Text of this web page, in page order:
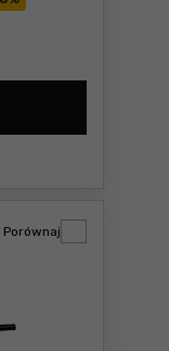
Porównaj